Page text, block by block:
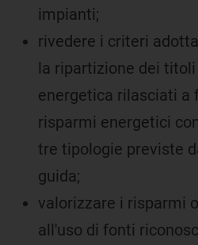
impianti;
rivedere i criteri
la ripartizione dei
energetica rilasciati a
risparmi energetici
tre tipologie previste
guida;
valorizzare i risparmi
all'uso di fonti